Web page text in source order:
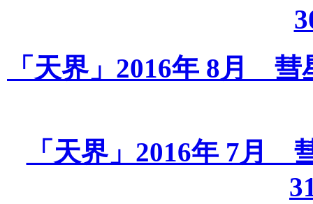
「天界」2016年 8月
「天界」2016年 7月